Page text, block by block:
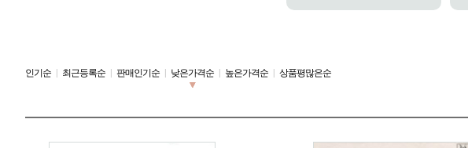
인기순 최근등록순 판매인기순 낮은가격순 높은가격순 상품평많은순